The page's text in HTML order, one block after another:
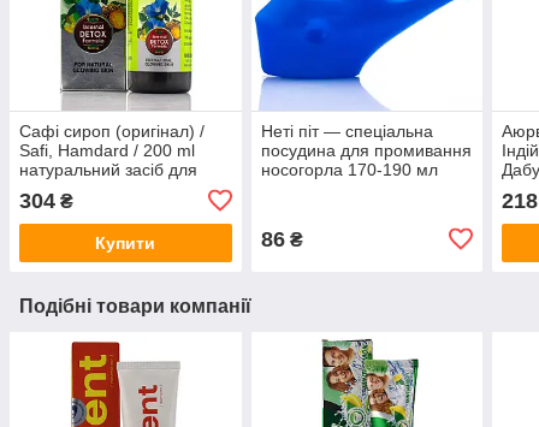
Сафі сироп (оригінал) /
Safi, Hamdard / 200 ml
натуральний засіб для
висипаннях
304 ₴
Купити
Неті піт — спеціальна
посудина для промивання
носогорла 170-190 мл
86₴
218
Подібні товари компанії